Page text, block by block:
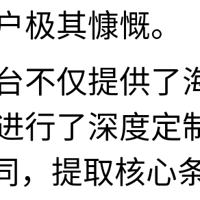
极其慷慨。
不仅提供了
行了深度定
，提取核心